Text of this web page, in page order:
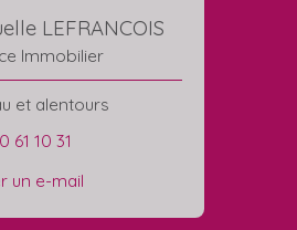
LEFRANCOIS
Immobilier
et alentours
61 10 31
un e-mail